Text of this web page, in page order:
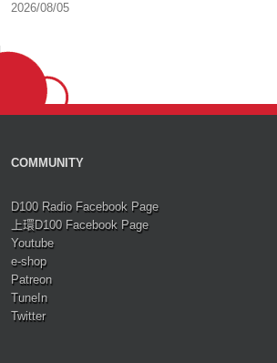
2026/08/05
COMMUNITY
D100 Radio Facebook Page
上環D100 Facebook Page
Youtube
e-shop
Patreon
TuneIn
Twitter